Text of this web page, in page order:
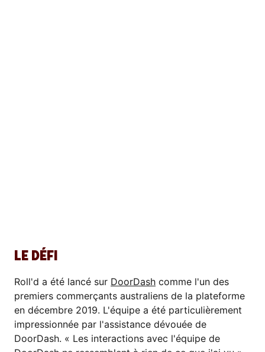
LE DÉFI
Roll'd a été lancé sur ​ DoorDash ​ comme l'un des
premiers commerçants australiens de la plateforme
en décembre 2019. L'équipe a été particulièrement
impressionnée par l'assistance dévouée de
DoorDash. « Les interactions avec l'équipe de